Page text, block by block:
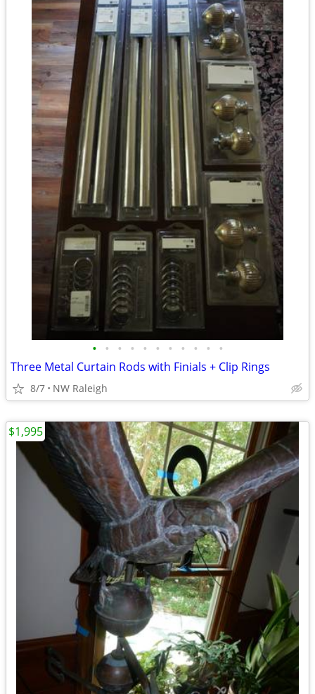
• • • • • • • • • • •
Three Metal Curtain Rods with Finials + Clip Rings
8/7 NW Raleigh
$1,995